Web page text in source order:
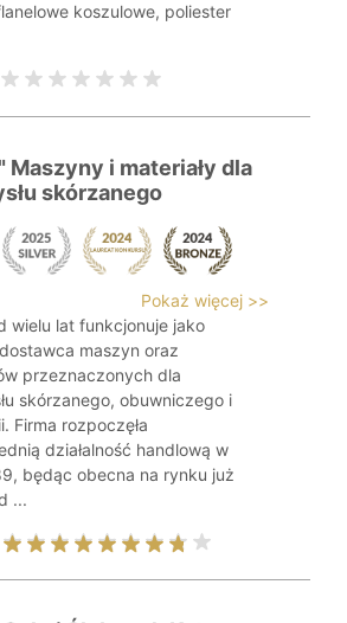
koszulowe, poliester
Maszyny i materiały dla
skórzanego
Pokaż więcej >>
wielu lat funkcjonuje jako
maszyn oraz
przeznaczonych dla
skórzanego, obuwniczego i
Firma rozpoczęła
działalność handlową w
będąc obecna na rynku już
...